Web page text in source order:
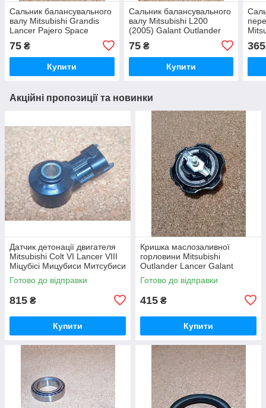
Сальник балансувального
валу Mitsubishi Grandis
Lancer Pajero Space
Митсубиси Мицубиши
Грандіс Лансер
75 ₴
Купити
Сальник балансувального
валу Mitsubishi L200
(2005) Galant Outlander
Митсубісі Митсубиси Л200
Галант Аутлендер
75₴
Купити
365
Акційні пропозиції та новинки
Датчик детонації двигателя
Mitsubishi Colt VI Lancer VIII
Міцубісі Мицубиси Митсубиси
Мицубиси Кольт Лансер
Готово до відправки
815 ₴
Купити
Кришка маслозаливної
горловини Mitsubishi
Outlander Lancer Galant
Grandis Pajero Canter Delica
Митсубиси Мицубиши
Готово до відправки
415 ₴
Купити